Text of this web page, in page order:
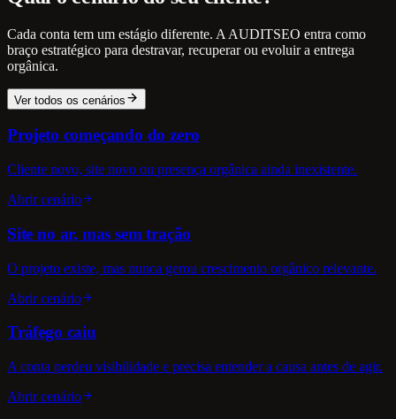
Cada conta tem um estágio diferente. A AUDITSEO entra como
braço estratégico para destravar, recuperar ou evoluir a entrega
orgânica.
Ver todos os cenários
Projeto começando do zero
Cliente novo, site novo ou presença orgânica ainda inexistente.
Abrir cenário
Site no ar, mas sem tração
O projeto existe, mas nunca gerou crescimento orgânico relevante.
Abrir cenário
Tráfego caiu
A conta perdeu visibilidade e precisa entender a causa antes de agir.
Abrir cenário